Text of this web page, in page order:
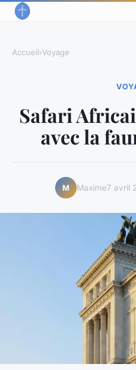
Accueil›Voyage
Safari
avec la
M Maxime7 avril